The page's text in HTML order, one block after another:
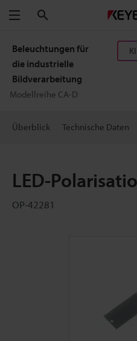
Menü
Beleuchtungen für
die industrielle
Bildverarbeitung
Modellreihe CA-D
Überblick Technische Daten
LED-
OP-42281